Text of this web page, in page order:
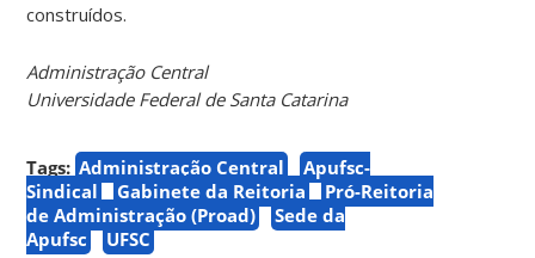
construídos.
Administração Central
Universidade Federal de Santa Catarina
Tags: Administração Central
Apufsc-
Sindical
Gabinete da Reitoria
Pró-Reitoria
de Administração (Proad)
Sede da
Apufsc
UFSC